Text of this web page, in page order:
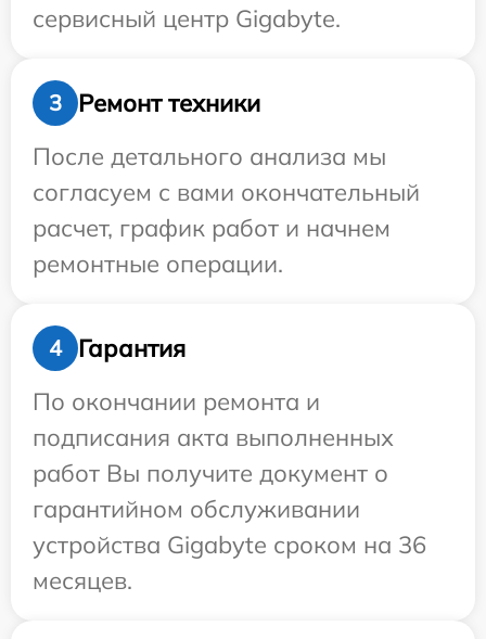
сервисный центр Gigabyte.
3
Ремонт техники
После детального анализа мы
согласуем с вами окончательный
расчет, график работ и начнем
ремонтные операции.
4
Гарантия
По окончании ремонта и
подписания акта выполненных
работ Вы получите документ о
гарантийном обслуживании
устройства Gigabyte сроком на 36
месяцев.